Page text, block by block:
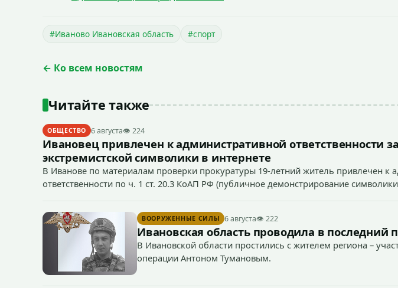
#Иваново Ивановская область #спорт
← Ко всем новостям
Читайте также
ОБЩЕСТВО 6 августа👁 224
Ивановец привлечен к административной ответственности
экстремистской символики в интернете
В Иванове по материалам проверки прокуратуры 19-летний житель привлечен к
ответственности по ч. 1 ст. 20.3 КоАП РФ (публичное демонстрирование
символики в сети Интернет.
ВООРУЖЕННЫЕ СИЛЫ 6 августа👁 222
Ивановская область проводила в последний
В Ивановской области простились с жителем региона –
операции Антоном Тумановым.